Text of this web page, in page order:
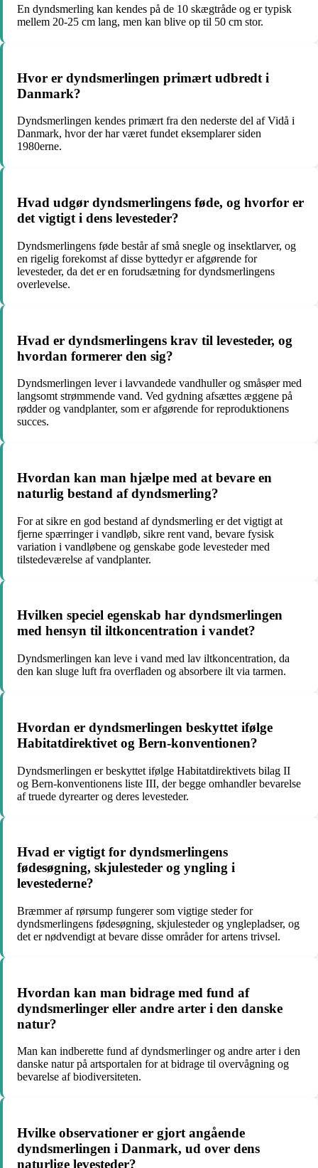
En dyndsmerling kan kendes på de 10 skægtråde og er typisk
mellem 20-25 cm lang, men kan blive op til 50 cm stor.
Hvor er dyndsmerlingen primært udbredt i
Danmark?
Dyndsmerlingen kendes primært fra den nederste del af Vidå i
Danmark, hvor der har været fundet eksemplarer siden
1980erne.
Hvad udgør dyndsmerlingens føde, og hvorfor er
det vigtigt i dens levesteder?
Dyndsmerlingens føde består af små snegle og insektlarver, og
en rigelig forekomst af disse byttedyr er afgørende for
levesteder, da det er en forudsætning for dyndsmerlingens
overlevelse.
Hvad er dyndsmerlingens krav til levesteder, og
hvordan formerer den sig?
Dyndsmerlingen lever i lavvandede vandhuller og småsøer med
langsomt strømmende vand. Ved gydning afsættes æggene på
rødder og vandplanter, som er afgørende for reproduktionens
succes.
Hvordan kan man hjælpe med at bevare en
naturlig bestand af dyndsmerling?
For at sikre en god bestand af dyndsmerling er det vigtigt at
fjerne spærringer i vandløb, sikre rent vand, bevare fysisk
variation i vandløbene og genskabe gode levesteder med
tilstedeværelse af vandplanter.
Hvilken speciel egenskab har dyndsmerlingen
med hensyn til iltkoncentration i vandet?
Dyndsmerlingen kan leve i vand med lav iltkoncentration, da
den kan sluge luft fra overfladen og absorbere ilt via tarmen.
Hvordan er dyndsmerlingen beskyttet ifølge
Habitatdirektivet og Bern-konventionen?
Dyndsmerlingen er beskyttet ifølge Habitatdirektivets bilag II
og Bern-konventionens liste III, der begge omhandler bevarelse
af truede dyrearter og deres levesteder.
Hvad er vigtigt for dyndsmerlingens
fødesøgning, skjulesteder og yngling i
levestederne?
Bræmmer af rørsump fungerer som vigtige steder for
dyndsmerlingens fødesøgning, skjulesteder og ynglepladser, og
det er nødvendigt at bevare disse områder for artens trivsel.
Hvordan kan man bidrage med fund af
dyndsmerlinger eller andre arter i den danske
natur?
Man kan indberette fund af dyndsmerlinger og andre arter i den
danske natur på artsportalen for at bidrage til overvågning og
bevarelse af biodiversiteten.
Hvilke observationer er gjort angående
dyndsmerlingen i Danmark, ud over dens
naturlige levesteder?